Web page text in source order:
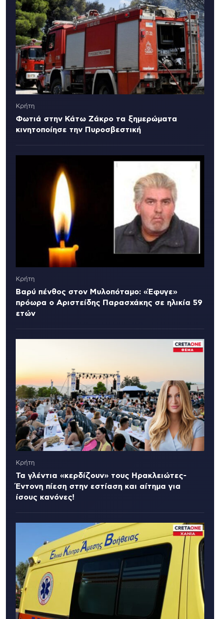
Κρήτη
Φωτιά στην Κάτω Ζάκρο τα ξημερώματα
κινητοποίησε την Πυροσβεστική
Κρήτη
Βαρύ πένθος στον Μυλοπόταμο: «Έφυγε»
πρόωρα ο Αριστείδης Παρασχάκης σε ηλικία 59
ετών
Κρήτη
Τα γλέντια «κερδίζουν» τους Ηρακλειώτες-
Έντονη πίεση στην εστίαση και αίτημα για
ίσους κανόνες!